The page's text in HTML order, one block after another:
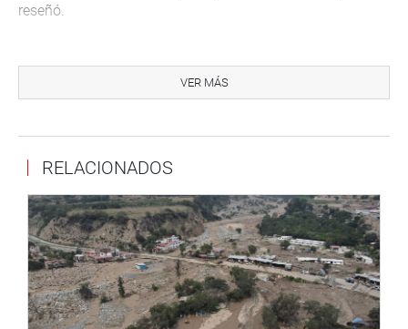
reseñó.
Donaciones, Trasplantes y Banco de Sangre, en el año
2022, solo se realizaron 417 trasplante de órganos y
la lista de espera para recibir un trasplante de órgano, sin
embargo, las posibilidades de conseguir un trasplante
son escasas por el bajo número de donantes», alertó la
representante de Avanza País.
Yarrow Lumbreras detalló que dada la problemática «se
plantea que los sectores de Salud y Educación,
implementen políticas públicas para informar sobre lo
VER MÁS
RELACIONADOS